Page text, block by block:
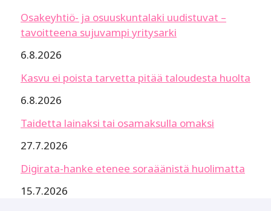
Osakeyhtiö- ja osuuskuntalaki uudistuvat –
tavoitteena sujuvampi yritysarki
6.8.2026
Kasvu ei poista tarvetta pitää taloudesta huolta
6.8.2026
Taidetta lainaksi tai osamaksulla omaksi
27.7.2026
Digirata-hanke etenee soraäänistä huolimatta
15.7.2026